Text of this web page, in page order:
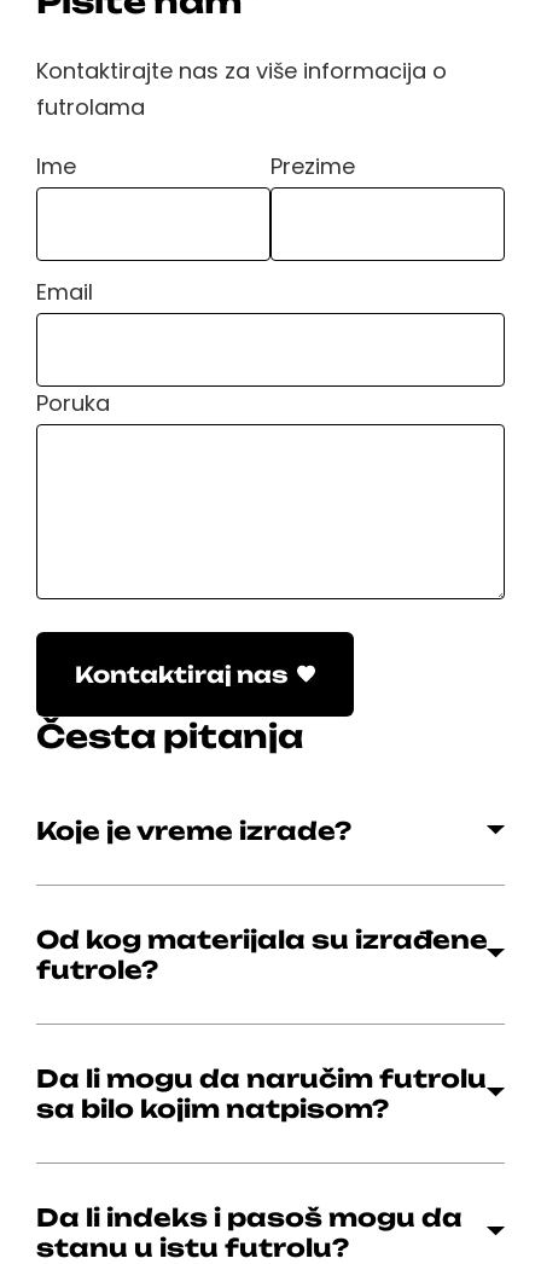
Kontaktirajte nas za više informacija o
futrolama
Please leave this field empty.
Ime Prezime
Email
Please leave this field empty.
Poruka
Please leave this field empty.
Kontaktiraj nas
Česta pitanja
Koje je vreme izrade?
Od kog materijala su izrađene
futrole?
Da li mogu da naručim futrolu
sa bilo kojim natpisom?
Da li indeks i pasoš mogu da
stanu u istu futrolu?